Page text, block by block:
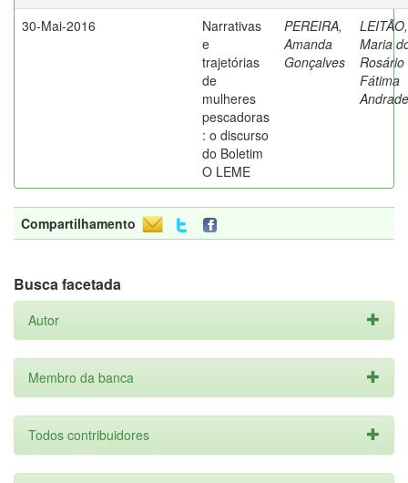
30-Mai-2016
Narrativas
e
trajetórias
de
mulheres
pescadoras
: o discurso
do Boletim
O LEME
PEREIRA,
Amanda
Gonçalves
LEITÃO,
Maria
Rosário
Fátima
Andrade
Compartilhamento
Busca facetada
Autor
Membro da banca
Todos contribuidores